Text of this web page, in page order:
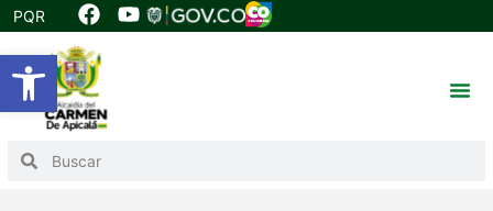
Abrir barra de herramientas
PQR